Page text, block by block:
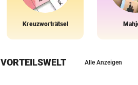
Kreuzworträtsel
VORTEILSWELT Alle Anzeigen